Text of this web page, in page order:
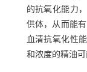
的抗氧化能力
供体，从而能
血清抗氧化性
和浓度的精油可